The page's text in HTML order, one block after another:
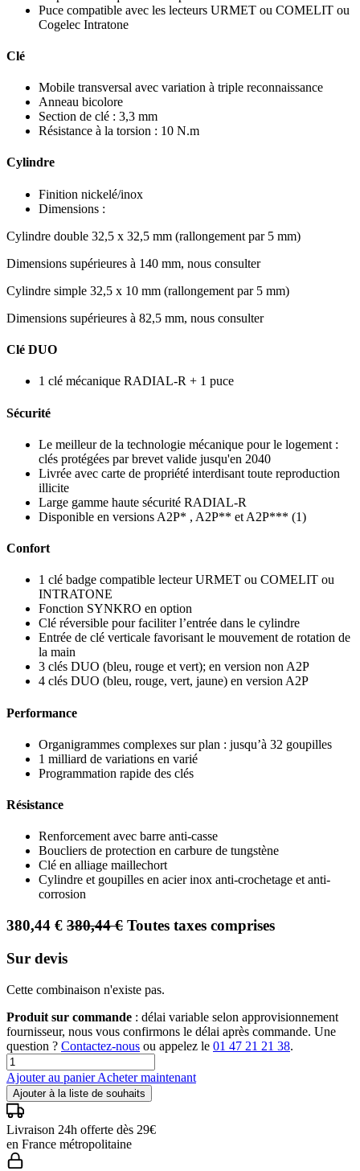
Puce compatible avec les lecteurs URMET ou COMELIT ou
Cogelec Intratone
Clé
Mobile transversal avec variation à triple reconnaissance
Anneau bicolore
Section de clé : 3,3 mm
Résistance à la torsion : 10 N.m
Cylindre
Finition nickelé/inox
Dimensions :
Cylindre double 32,5 x 32,5 mm (rallongement par 5 mm)
Dimensions supérieures à 140 mm, nous consulter
Cylindre simple 32,5 x 10 mm (rallongement par 5 mm)
Dimensions supérieures à 82,5 mm, nous consulter
Clé DUO
1 clé mécanique RADIAL-R + 1 puce
Sécurité
Le meilleur de la technologie mécanique pour le logement :
clés protégées par brevet valide jusqu'en 2040
Livrée avec carte de propriété interdisant toute reproduction
illicite
Large gamme haute sécurité RADIAL-R
Disponible en versions A2P* , A2P** et A2P*** (1)
Confort
1 clé badge compatible lecteur URMET ou COMELIT ou
INTRATONE
Fonction SYNKRO en option
Clé réversible pour faciliter l’entrée dans le cylindre
Entrée de clé verticale favorisant le mouvement de rotation de
la main
3 clés DUO (bleu, rouge et vert); en version non A2P
4 clés DUO (bleu, rouge, vert, jaune) en version A2P
Performance
Organigrammes complexes sur plan : jusqu’à 32 goupilles
1 milliard de variations en varié
Programmation rapide des clés
Résistance
Renforcement avec barre anti-casse
Boucliers de protection en carbure de tungstène
Clé en alliage maillechort
Cylindre et goupilles en acier inox anti-crochetage et anti-
corrosion
380,44 € 380,44€ Toutes taxes comprises
Sur devis
Cette combinaison n'existe pas.
Produit sur commande : délai variable selon approvisionnement
fournisseur, nous vous confirmons le délai après commande. Une
question ? Contactez-nous ou appelez le 01 47 21 21 38.
Ajouter au panierAcheter maintenant
Ajouter à la liste de souhaits
Livraison 24h offerte dès 29€
en France métropolitaine